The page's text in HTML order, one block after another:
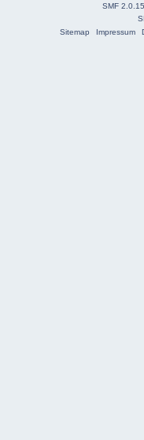
SMF 2.0.15
Sitemap
Impressum